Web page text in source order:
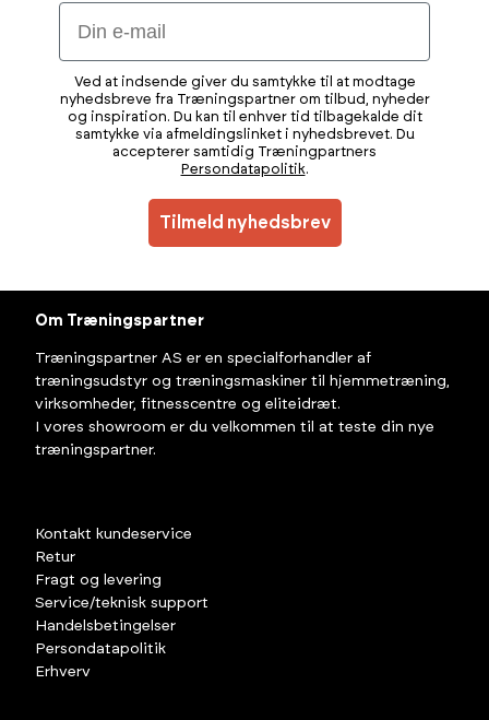
Email
Ved at indsende giver du samtykke til at modtage
nyhedsbreve fra Træningspartner om tilbud, nyheder
og inspiration. Du kan til enhver tid tilbagekalde dit
samtykke via afmeldingslinket i nyhedsbrevet. Du
accepterer samtidig Træningpartners
Persondatapolitik.
Tilmeld nyhedsbrev
Om Træningspartner
Træningspartner AS er en specialforhandler af
træningsudstyr og træningsmaskiner til hjemmetræning,
virksomheder, fitnesscentre og eliteidræt.
I vores showroom er du velkommen til at teste din nye
træningspartner.
Kontakt kundeservice
Retur
Fragt og levering
Service/teknisk support
Handelsbetingelser
Persondatapolitik
Erhverv